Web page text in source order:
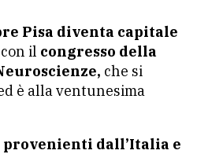
Pisa diventa capitale
con il congresso della
che si
è alla ventunesima
dall’Italia e